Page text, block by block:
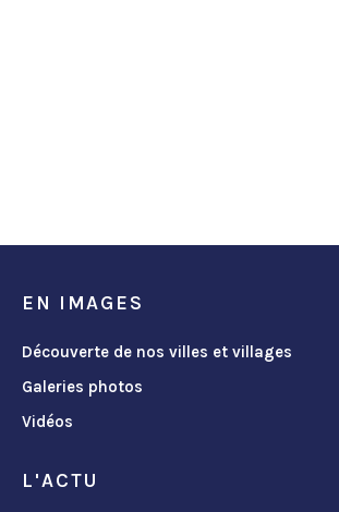
EN IMAGES
Découverte de nos villes et villages
Galeries photos
Vidéos
L'ACTU